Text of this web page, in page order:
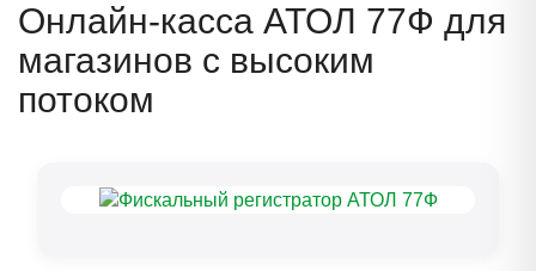
Онлайн-касса АТОЛ 77Ф для
магазинов с высоким
потоком